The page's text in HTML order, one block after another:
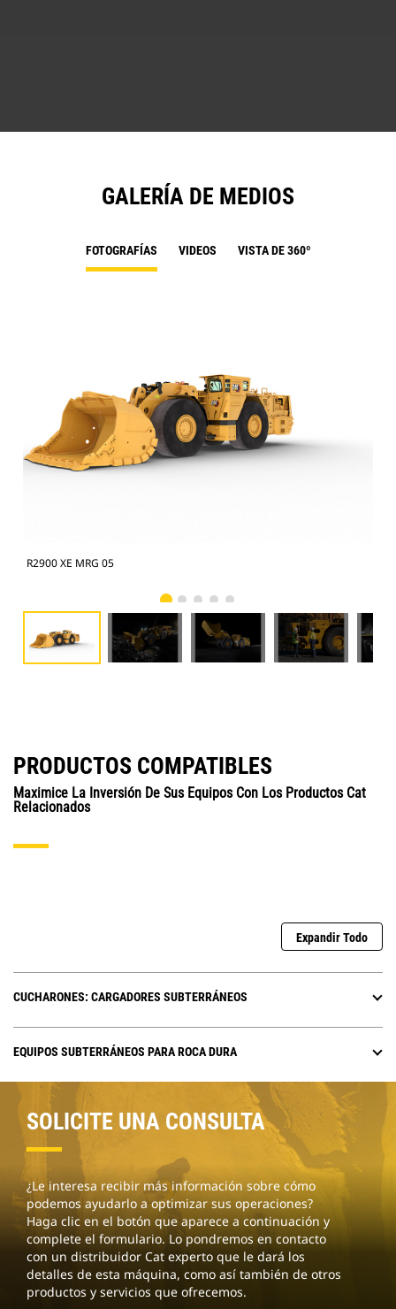
GALERÍA DE MEDIOS
FOTOGRAFÍAS VIDEOS VISTA DE 360º
R2900 XE MRG 05
PRODUCTOS COMPATIBLES
Maximice La Inversión De Sus Equipos Con Los Productos Cat
Relacionados
Expandir Todo
CUCHARONES: CARGADORES SUBTERRÁNEOS
EQUIPOS SUBTERRÁNEOS PARA ROCA DURA
SOLICITE UNA CONSULTA
¿Le interesa recibir más información sobre cómo
podemos ayudarlo a optimizar sus operaciones?
Haga clic en el botón que aparece a continuación y
complete el formulario. Lo pondremos en contacto
con un distribuidor Cat experto que le dará los
detalles de esta máquina, como así también de otros
productos y servicios que ofrecemos.